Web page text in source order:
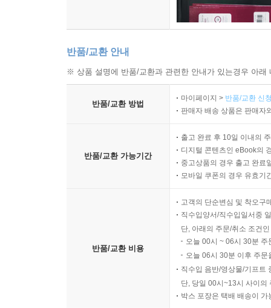
반품/교환 안내
※ 상품 설명에 반품/교환과 관련한 안내가 있는경우 아
반품/교환 방법
마이페이지 > 반품/교환 신
판매자 배송 상품은 판매자
반품/교환 가능기간
출고 완료 후 10일 이내의
디지털 콘텐츠인 eBook의
중고상품의 경우 출고 완료
모바일 쿠폰의 경우 유효기
반품/교환 비용
고객의 단순변심 및 착오구
직수입양서/직수입일서중
단, 아래의 주문/취소 조건
오늘 00시 ~ 06시 30분
오늘 06시 30분 이후 주
직수입 음반/영상물/기프트
단, 당일 00시~13시 사이의
박스 포장은 택배 배송이